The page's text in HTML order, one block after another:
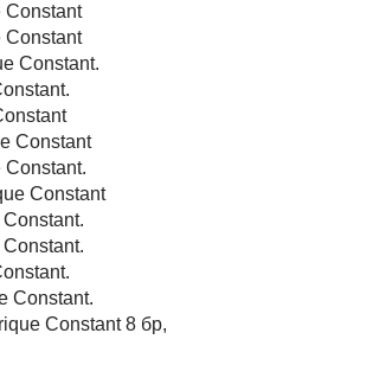
Constant
Constant
Constant.
Constant
Constant
Constant.
Constant 8 бр,